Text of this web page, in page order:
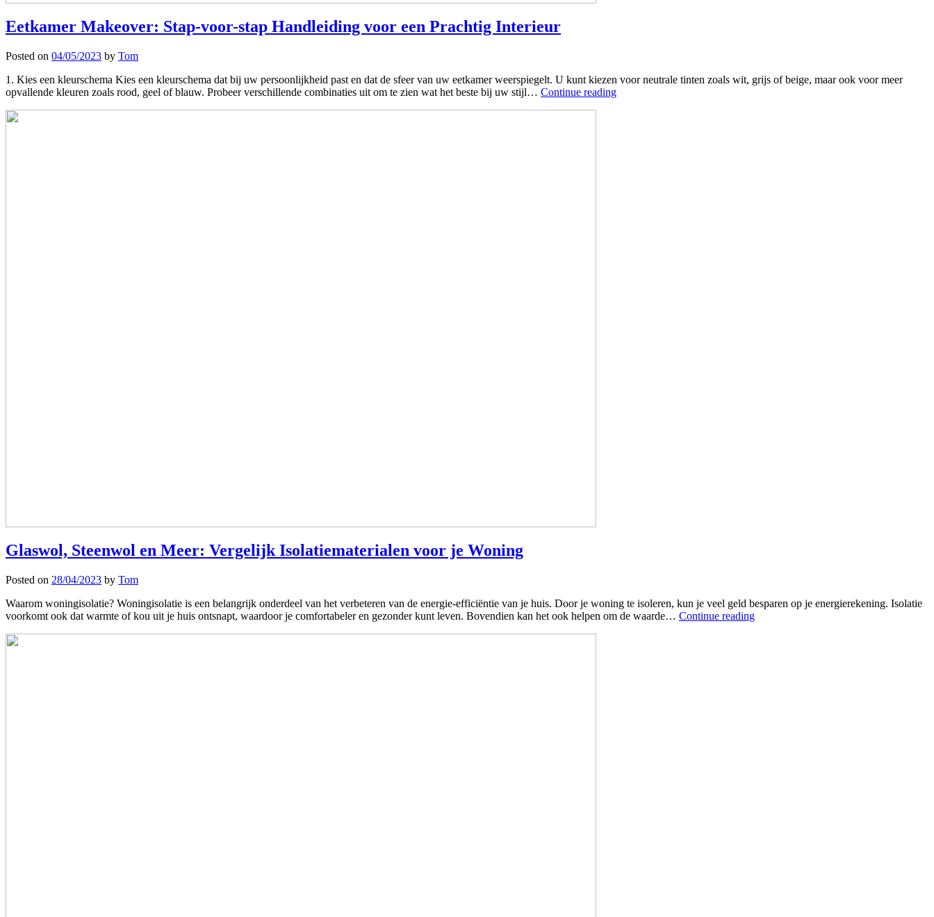
Eetkamer Makeover: Stap-voor-stap Handleiding voor een Prachtig Interieur
Posted on 04/05/2023 by Tom
1. Kies een kleurschema Kies een kleurschema dat bij uw persoonlijkheid past en dat de sfeer van uw eetkamer weerspiegelt. U kunt kiezen voor neutrale tinten zoals wit, grijs of beige, maar ook voor meer
opvallende kleuren zoals rood, geel of blauw. Probeer verschillende combinaties uit om te zien wat het beste bij uw stijl… Continue reading
Glaswol, Steenwol en Meer: Vergelijk Isolatiematerialen voor je Woning
Posted on 28/04/2023 by Tom
Waarom woningisolatie? Woningisolatie is een belangrijk onderdeel van het verbeteren van de energie-efficiëntie van je huis. Door je woning te isoleren, kun je veel geld besparen op je energierekening. Isolatie
voorkomt ook dat warmte of kou uit je huis ontsnapt, waardoor je comfortabeler en gezonder kunt leven. Bovendien kan het ook helpen om de waarde… Continue reading